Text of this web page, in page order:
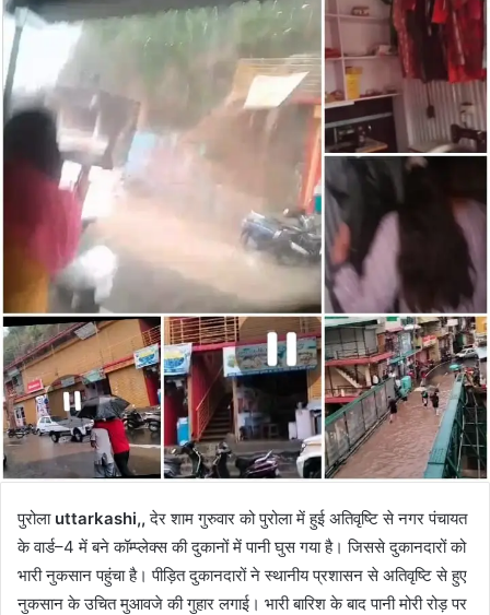
पुरोला uttarkashi,, देर शाम गुरुवार को पुरोला में हुई अतिवृष्टि से नगर पंचायत
के वार्ड–4 में बने कॉम्प्लेक्स की दुकानों में पानी घुस गया है। जिससे दुकानदारों को
भारी नुकसान पहुंचा है। पीड़ित दुकानदारों ने स्थानीय प्रशासन से अतिवृष्टि से हुए
नुकसान के उचित मुआवजे की गुहार लगाई। भारी बारिश के बाद पानी मोरी रोड़ पर